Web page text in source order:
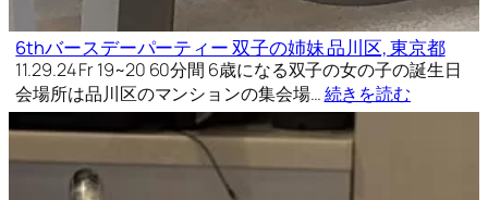
6thバースデーパーティー 双子の姉妹 品川区, 東京都
11.29.24 Fr 19~20 60分間 6歳になる双子の女の子の誕生日
会場所は品川区のマンションの集会場…続きを読む